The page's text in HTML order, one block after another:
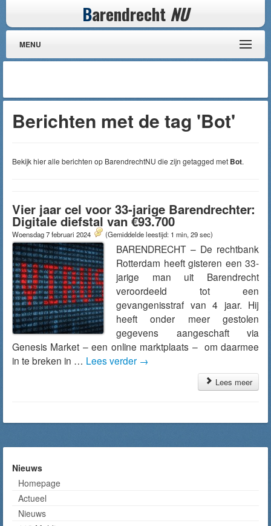
Barendrecht NU
MENU
Berichten met de tag 'Bot'
Bekijk hier alle berichten op BarendrechtNU die zijn getagged met Bot.
Vier jaar cel voor 33-jarige Barendrechter:
Digitale diefstal van €93.700
Woensdag 7 februari 2024 (Gemiddelde leestijd: 1 min, 29 sec)
BARENDRECHT – De rechtbank
Rotterdam heeft gisteren een 33-
jarige man uit Barendrecht
veroordeeld tot een
gevangenisstraf van 4 jaar. Hij
heeft onder meer gestolen
gegevens aangeschaft via
Genesis Market – een online marktplaats – om daarmee
in te breken in … Lees verder →
Lees meer
Nieuws
Homepage
Actueel
Nieuws